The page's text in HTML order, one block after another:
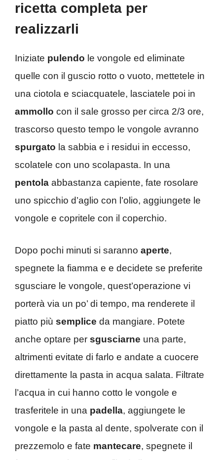
ricetta completa per
realizzarli
Iniziate pulendo le vongole ed eliminate
quelle con il guscio rotto o vuoto, mettetele in
una ciotola e sciacquatele, lasciatele poi in
ammollo con il sale grosso per circa 2/3 ore,
trascorso questo tempo le vongole avranno
spurgato la sabbia e i residui in eccesso,
scolatele con uno scolapasta. In una
pentola abbastanza capiente, fate rosolare
uno spicchio d’aglio con l’olio, aggiungete le
vongole e copritele con il coperchio.
Dopo pochi minuti si saranno aperte,
spegnete la fiamma e e decidete se preferite
sgusciare le vongole, quest’operazione vi
porterà via un po’ di tempo, ma renderete il
piatto più semplice da mangiare. Potete
anche optare per sgusciarne una parte,
altrimenti evitate di farlo e andate a cuocere
direttamente la pasta in acqua salata. Filtrate
l’acqua in cui hanno cotto le vongole e
trasferitele in una padella, aggiungete le
vongole e la pasta al dente, spolverate con il
prezzemolo e fate mantecare, spegnete il